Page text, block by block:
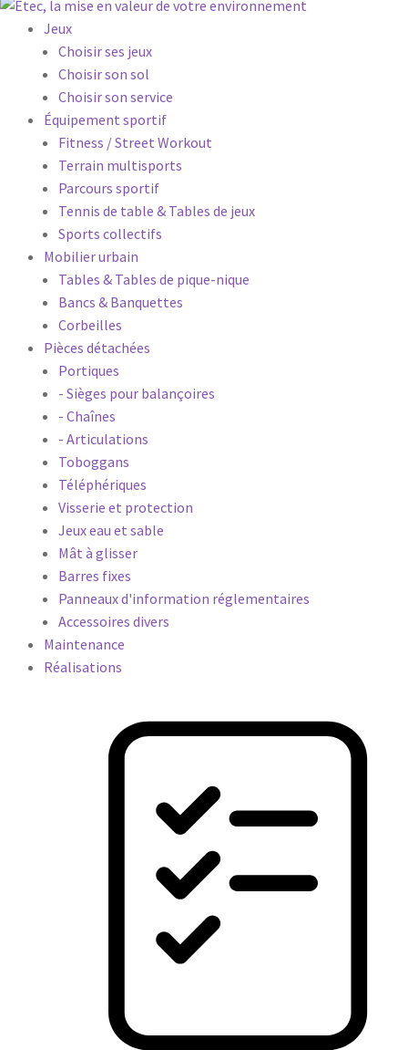
Jeux
Choisir ses jeux
Choisir son sol
Choisir son service
Équipement sportif
Fitness / Street Workout
Terrain multisports
Parcours sportif
Tennis de table & Tables de jeux
Sports collectifs
Mobilier urbain
Tables & Tables de pique-nique
Bancs & Banquettes
Corbeilles
Pièces détachées
Portiques
- Sièges pour balançoires
- Chaînes
- Articulations
Toboggans
Téléphériques
Visserie et protection
Jeux eau et sable
Mât à glisser
Barres fixes
Panneaux d'information réglementaires
Accessoires divers
Maintenance
Réalisations